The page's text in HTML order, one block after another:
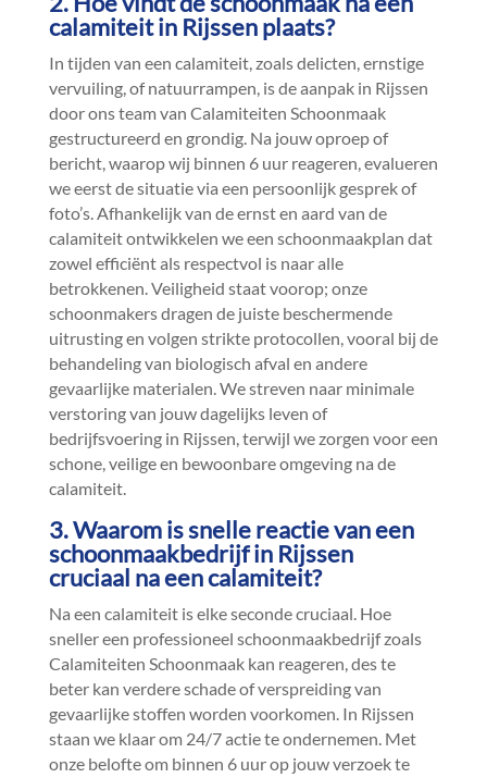
calamiteit in Rijssen plaats?
In tijden van een calamiteit, zoals delicten, ernstige
vervuiling, of natuurrampen, is de aanpak in Rijssen
door ons team van Calamiteiten Schoonmaak
gestructureerd en grondig.​ Na jouw oproep of
bericht, waarop wij binnen 6 uur reageren, evalueren
we eerst de situatie via een persoonlijk gesprek of
foto’s.​ Afhankelijk van de ernst en aard van de
calamiteit ontwikkelen we een schoonmaakplan dat
zowel efficiënt als respectvol is naar alle
betrokkenen.​ Veiligheid staat voorop; onze
schoonmakers dragen de juiste beschermende
uitrusting en volgen strikte protocollen, vooral bij de
behandeling van biologisch afval en andere
gevaarlijke materialen.​ We streven naar minimale
verstoring van jouw dagelijks leven of
bedrijfsvoering in Rijssen, terwijl we zorgen voor een
schone, veilige en bewoonbare omgeving na de
calamiteit.​
3.​ Waarom is snelle reactie van een
schoonmaakbedrijf in Rijssen
cruciaal na een calamiteit?
Na een calamiteit is elke seconde cruciaal.​ Hoe
sneller een professioneel schoonmaakbedrijf zoals
Calamiteiten Schoonmaak kan reageren, des te
beter kan verdere schade of verspreiding van
gevaarlijke stoffen worden voorkomen.​ In Rijssen
staan we klaar om 24/7 actie te ondernemen.​ Met
onze belofte om binnen 6 uur op jouw verzoek te